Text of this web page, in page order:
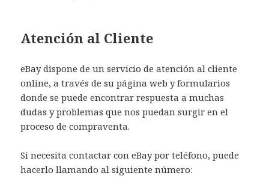
Atención al Cliente
eBay dispone de un servicio de atención al cliente
online, a través de su página web y formularios
donde se puede encontrar respuesta a muchas
dudas y problemas que nos puedan surgir en el
proceso de compraventa.
Si necesita contactar con eBay por teléfono, puede
hacerlo llamando al siguiente número: